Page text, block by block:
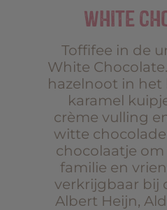
WHITE
Toffifee in de
White
hazelnoot in
karamel
crème vulling
witte
chocolaatje
familie en
verkrijgbaar bij
Albert Heijn,